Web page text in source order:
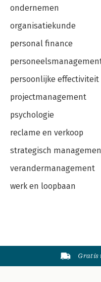
ondernemen
organisatiekunde
personal finance
persoonlijke effectiviteit
projectmanagement
psychologie
reclame en verkoop
strategisch
verandermanagement
werk en loopbaan
Gratis